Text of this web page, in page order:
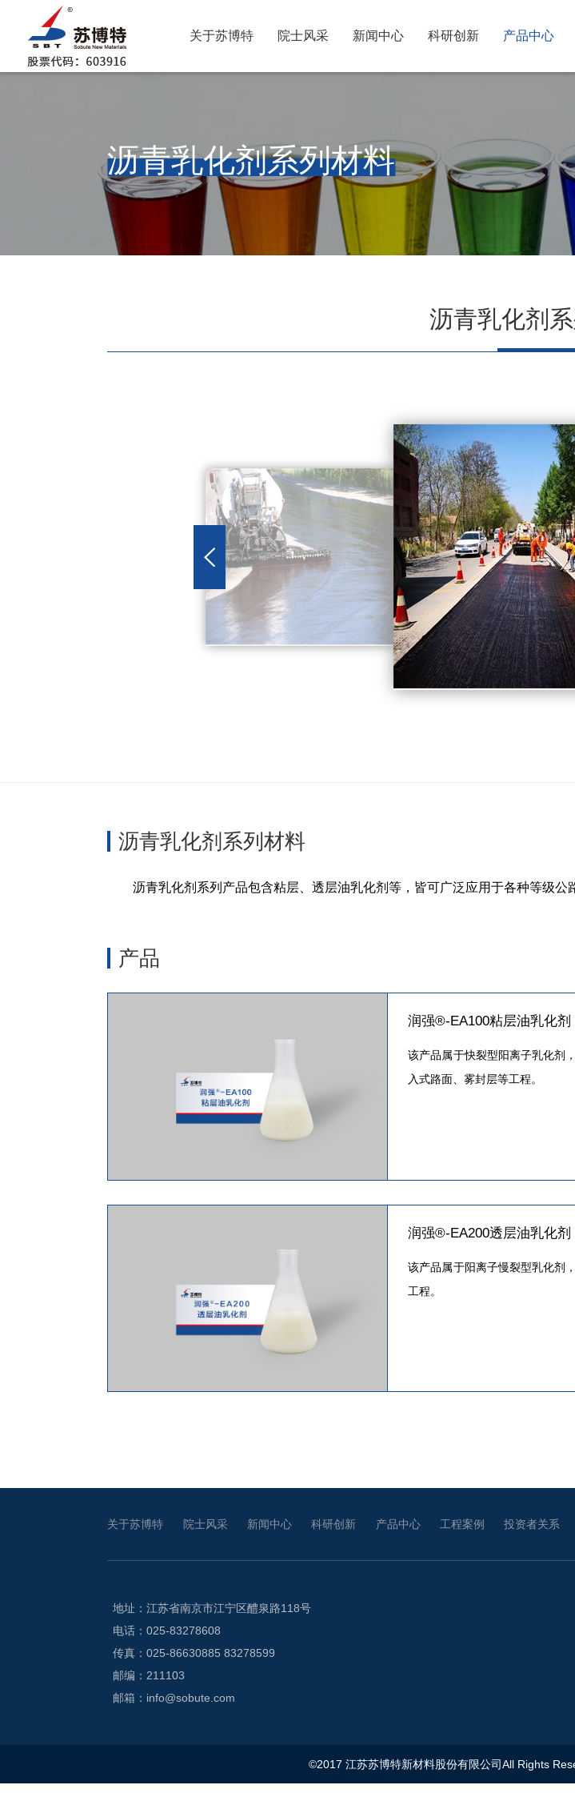
关于苏博特 院士风采 新闻中心 科研创新 产品中心
沥青乳化剂系列材料
沥青乳化剂
沥青乳化剂系列材料
沥青乳化剂系列产品包含粘层、透层油乳化剂等，皆可广泛应用于各种等级公
产品
润强®-EA100粘层油乳化剂
该产品属于快裂型阳离子乳化剂
入式路面、雾封层等工程。
润强®-EA200透层油乳化剂
该产品属于阳离子慢裂型乳化剂
工程。
关于苏博特 院士风采 新闻中心 科研创新 产品中心 工程案例 投资者关系
地址：江苏省南京市江宁区醴泉路118号
电话：025-83278608
传真：025-86630885 83278599
邮编：211103
邮箱：info@sobute.com
©2017 江苏苏博特新材料股份有限公司All Rights